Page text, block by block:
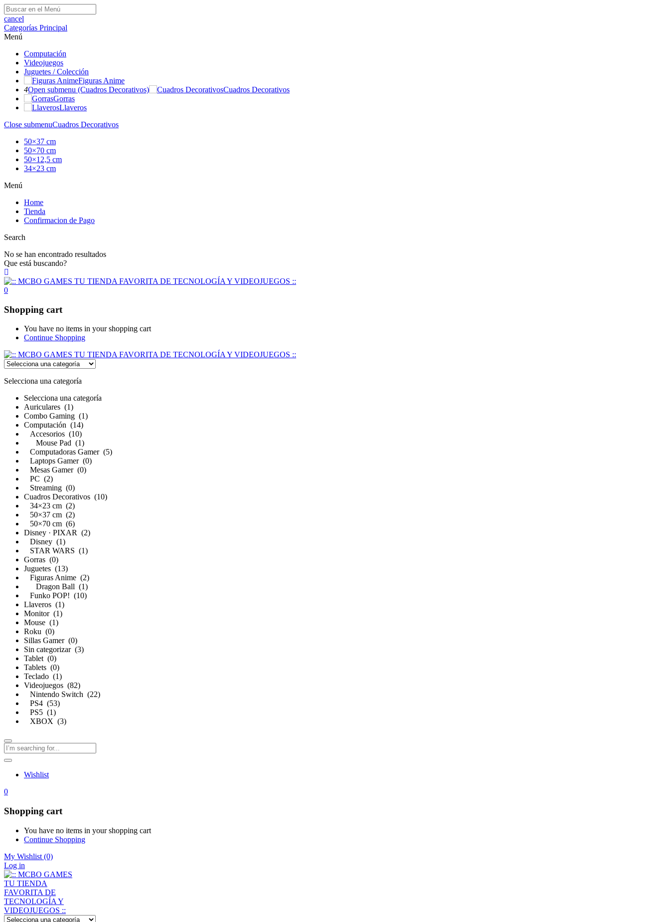
cancel
Categorías Principal
Menú
Computación
Videojuegos
Juguetes / Colección
Figuras Anime
4Open submenu (Cuadros Decorativos)
Cuadros Decorativos
Gorras
Llaveros
Close submenuCuadros Decorativos
50×37 cm
50×70 cm
50×12,5 cm
34×23 cm
Menú
Home
Tienda
Confirmacion de Pago
Search
No se han encontrado resultados
Que está buscando?
0
Shopping cart
You have no items in your shopping cart
Continue Shopping
Selecciona una categoría
Selecciona una categoría
Auriculares (1)
Combo Gaming (1)
Computación (14)
Accesorios (10)
Mouse Pad (1)
Computadoras Gamer (5)
Laptops Gamer (0)
Mesas Gamer (0)
PC (2)
Streaming (0)
Cuadros Decorativos (10)
34×23 cm (2)
50×37 cm (2)
50×70 cm (6)
Disney · PIXAR (2)
Disney (1)
STAR WARS (1)
Gorras (0)
Juguetes (13)
Figuras Anime (2)
Dragon Ball (1)
Funko POP! (10)
Llaveros (1)
Monitor (1)
Mouse (1)
Roku (0)
Sillas Gamer (0)
Sin categorizar (3)
Tablet (0)
Tablets (0)
Teclado (1)
Videojuegos (82)
Nintendo Switch (22)
PS4 (53)
PS5 (1)
XBOX (3)
Wishlist
0
Shopping cart
You have no items in your shopping cart
Continue Shopping
My Wishlist (0)
Log in